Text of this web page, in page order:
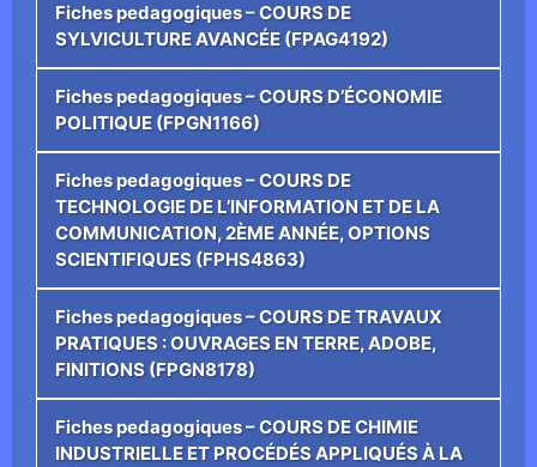
Fiches pedagogiques – COURS DE
SYLVICULTURE AVANCÉE (FPAG4192)
Fiches pedagogiques – COURS D’ÉCONOMIE
POLITIQUE (FPGN1166)
Fiches pedagogiques – COURS DE
TECHNOLOGIE DE L’INFORMATION ET DE LA
COMMUNICATION, 2ÈME ANNÉE, OPTIONS
SCIENTIFIQUES (FPHS4863)
Fiches pedagogiques – COURS DE TRAVAUX
PRATIQUES : OUVRAGES EN TERRE, ADOBE,
FINITIONS (FPGN8178)
Fiches pedagogiques – COURS DE CHIMIE
INDUSTRIELLE ET PROCÉDÉS APPLIQUÉS À LA